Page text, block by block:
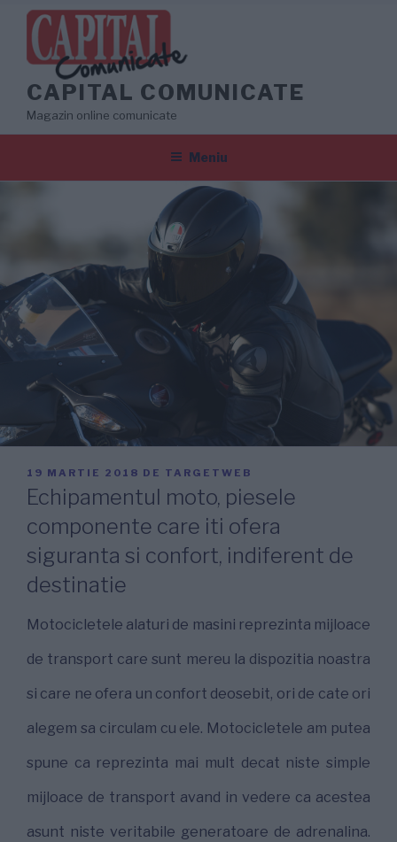
conținut
CAPITAL COMUNICATE
Magazin online comunicate
Meniu
PUBLICAT
PE
19 MARTIE 2018 DE TARGETWEB
Echipamentul moto, piesele
componente care iti ofera
siguranta si confort, indiferent de
destinatie
Motocicletele alaturi de masini reprezinta mijloace
de transport care sunt mereu la dispozitia noastra
si care ne ofera un confort deosebit, ori de cate ori
alegem sa circulam cu ele. Motocicletele am putea
spune ca reprezinta mai mult decat niste simple
mijloace de transport avand in vedere ca acestea
asunt niste veritabile generatoare de adrenalina.